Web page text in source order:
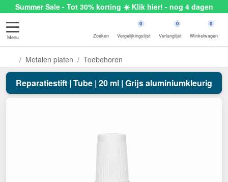
Summer Sale - Tot 30% korting ☀️ Klik hier! - nog 4 dagen
Menu Zoeken
0
Vergelijkingslijst
0
Verlanglijst
0
Winkelwagen
Metalen platen Toebehoren
Reparatiestift | Tube | 20 ml | Grijs aluminiumkleurig